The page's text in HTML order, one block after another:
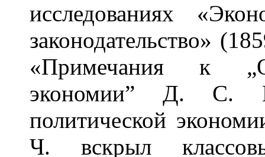
исследованиях
законодательство»
«Примечания к
экономии” Д. С.
политической
Ч. вскрыл